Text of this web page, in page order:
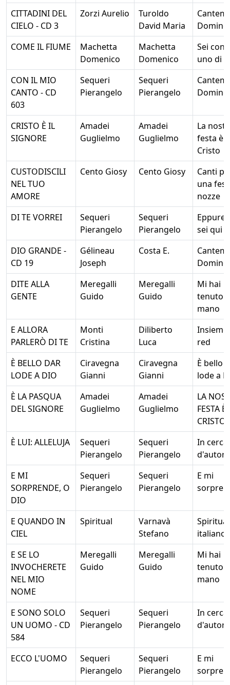
CITTADINI DEL
CIELO - CD 3
Zorzi Aurelio
Turoldo
David Maria
Domino
COME IL FIUME
Machetta
Domenico
Machetta
Domenico
Sei con
uno di
CON IL MIO
CANTO - CD
603
Sequeri
Pierangelo
Sequeri
Pierangelo
Domino
CRISTO È IL
SIGNORE
Amadei
Guglielmo
Amadei
Guglielmo
La
festa è
Cristo
CUSTODISCILI
NEL TUO
AMORE
Cento Giosy Cento Giosy
Canti
una
nozze
DI TE VORREI
Sequeri
Pierangelo
Sequeri
Pierangelo
Eppure
sei qui
DIO GRANDE -
CD 19
Gélineau
Joseph
Costa E.
Domino
DITE ALLA
GENTE
Meregalli
Guido
Meregalli
Guido
Mi hai
tenuto
mano
E ALLORA
PARLERÒ DI TE
Monti
Cristina
Diliberto
Luca
Insieme
red
È BELLO DAR
LODE A DIO
Ciravegna
Gianni
Ciravegna
Gianni
È bello
lode a
È LA PASQUA
DEL SIGNORE
Amadei
Guglielmo
Amadei
Guglielmo
LA
FESTA È
CRISTO
È LUI: ALLELUJA
Sequeri
Pierangelo
Sequeri
Pierangelo
In cerca
d'autore
E MI
SORPRENDE, O
DIO
Sequeri
Pierangelo
Sequeri
Pierangelo
E mi
E QUANDO IN
CIEL
Spiritual
Varnavà
Stefano
italiano
E SE LO
INVOCHERETE
NEL MIO
NOME
Meregalli
Guido
Meregalli
Guido
Mi hai
tenuto
mano
E SONO SOLO
UN UOMO - CD
584
Sequeri
Pierangelo
Sequeri
Pierangelo
In cerca
d'autore
ECCO L'UOMO
Sequeri
Pierangelo
Sequeri
Pierangelo
E mi